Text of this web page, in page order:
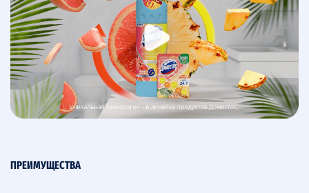
ПРЕИМУЩЕСТВА